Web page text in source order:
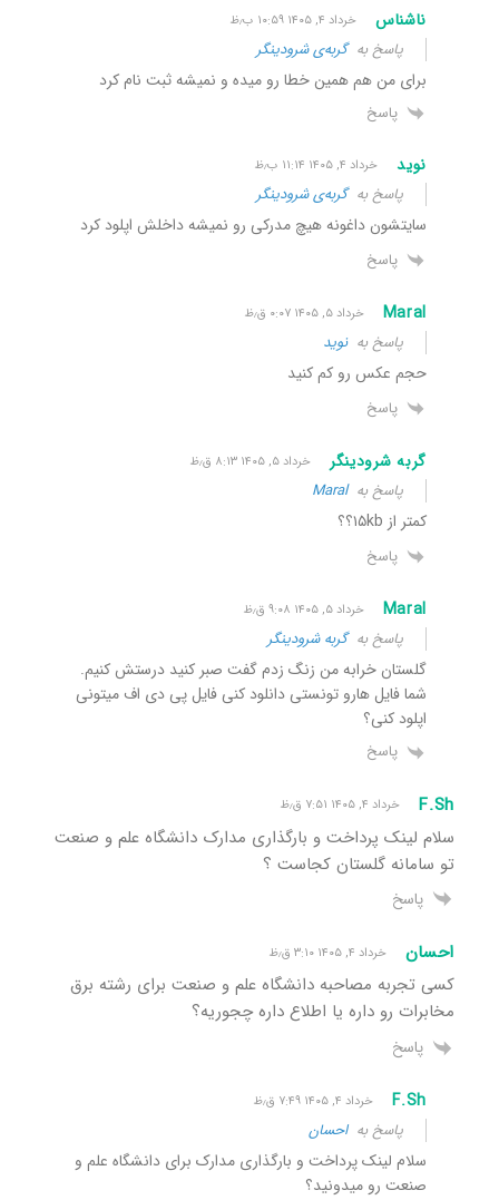
ناشناس خرداد ۴, ۱۴۰۵ ۱۰:۵۹ ب٫ظ
پاسخ بهگربه‌ی شرودینگر
برای من هم همین خطا رو میده و نمیشه ثبت نام کرد
پاسخ
نوید خرداد ۴, ۱۴۰۵ ۱۱:۱۴ ب٫ظ
پاسخ بهگربه‌ی شرودینگر
سایتشون داغونه هیچ مدرکی رو نمیشه داخلش اپلود کرد
پاسخ
Maral خرداد ۵, ۱۴۰۵ ۰:۰۷ ق٫ظ
پاسخ بهنوید
حجم عکس رو کم کنید
پاسخ
گربه شرودینگر خرداد ۵, ۱۴۰۵ ۸:۱۳ ق٫ظ
پاسخ بهMaral
کمتر از ۱۵kb؟؟
پاسخ
Maral خرداد ۵, ۱۴۰۵ ۹:۰۸ ق٫ظ
پاسخ بهگربه شرودینگر
گلستان خرابه من زنگ زدم گفت صبر کنید درستش کنیم.
شما فایل هارو تونستی دانلود کنی فایل پی دی اف میتونی
اپلود کنی؟
پاسخ
F.Sh خرداد ۴, ۱۴۰۵ ۷:۵۱ ق٫ظ
سلام لینک پرداخت و بارگذاری مدارک دانشگاه علم و صنعت
تو سامانه‌ گلستان کجاست ؟
پاسخ
احسان خرداد ۴, ۱۴۰۵ ۳:۱۰ ق٫ظ
کسی تجربه مصاحبه دانشگاه علم و صنعت برای رشته برق
مخابرات رو داره یا اطلاع داره چجوریه؟
پاسخ
F.Sh خرداد ۴, ۱۴۰۵ ۷:۴۹ ق٫ظ
پاسخ بهاحسان
سلام لینک پرداخت و بارگذاری مدارک برای دانشگاه علم و
صنعت رو میدونید؟